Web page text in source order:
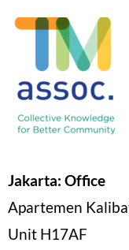
Jakarta: Office
Apartemen
Unit H17AF